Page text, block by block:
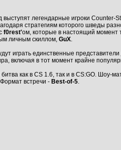
выступят легендарные игроки Counter-
стратегиям которого шведы
f0rest'ом, которые в настоящий момент
личным скиллом, GuX.
играть единственные
включая в тот момент крайне
битва как в CS 1.6, так и в CS:GO. Шоу-
встречи - Best-of-5.